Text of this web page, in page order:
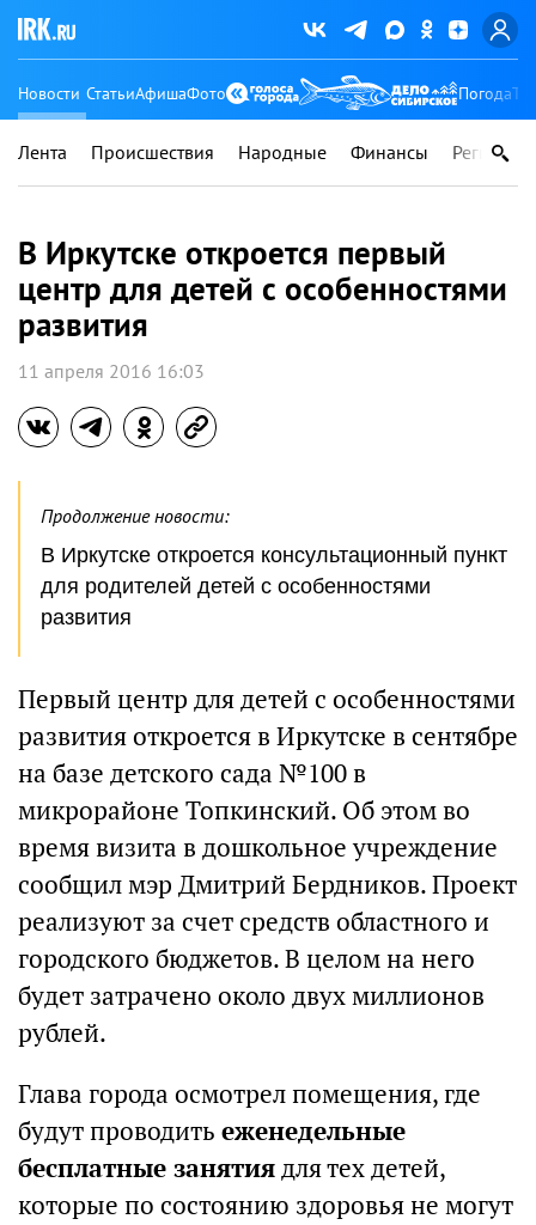
Новости СтатьиАфишаФото Погода
Лента Происшествия Народные Финансы Регионы
В Иркутске откроется первый
центр для детей с особенностями
развития
11 апреля 2016 16:03
Продолжение новости:
В Иркутске откроется консультационный пункт
для родителей детей с особенностями
развития
Первый центр для детей с особенностями
развития откроется в Иркутске в сентябре
на базе детского сада №100 в
микрорайоне Топкинский. Об этом во
время визита в дошкольное учреждение
сообщил мэр Дмитрий Бердников. Проект
реализуют за счет средств областного и
городского бюджетов. В целом на него
будет затрачено около двух миллионов
рублей.
Глава города осмотрел помещения, где
будут проводить еженедельные
бесплатные занятиядля тех детей,
которые по состоянию здоровья не могут